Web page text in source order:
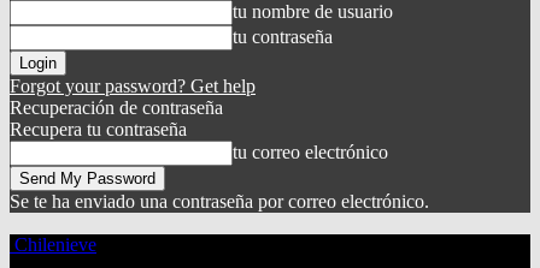
tu nombre de usuario
tu contraseña
Forgot your password? Get help
Recuperación de contraseña
Recupera tu contraseña
tu correo electrónico
Se te ha enviado una contraseña por correo electrónico.
Chilenieve